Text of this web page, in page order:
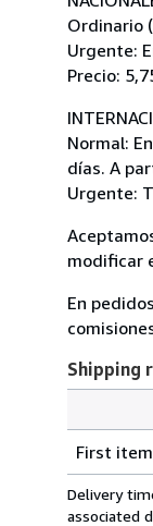
Ordinario
Urgente:
Precio:
Normal:
días. A
Urgente:
modificar
En
Shipping
rates
from
Spain
First item
Delivery
associated